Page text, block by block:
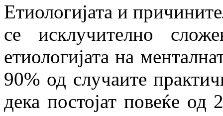
Етиологијата и
се исклучително
етиологијата на
90% од случаите
дека постојат повеќе од